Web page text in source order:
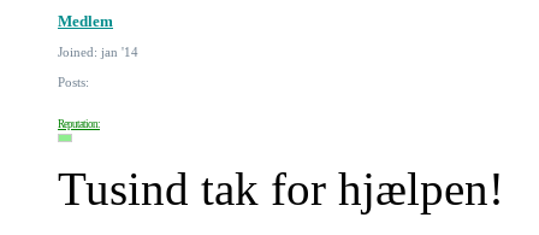
Medlem
Joined: jan '14
Posts:
Reputation:
Tusind tak for hjælpen!